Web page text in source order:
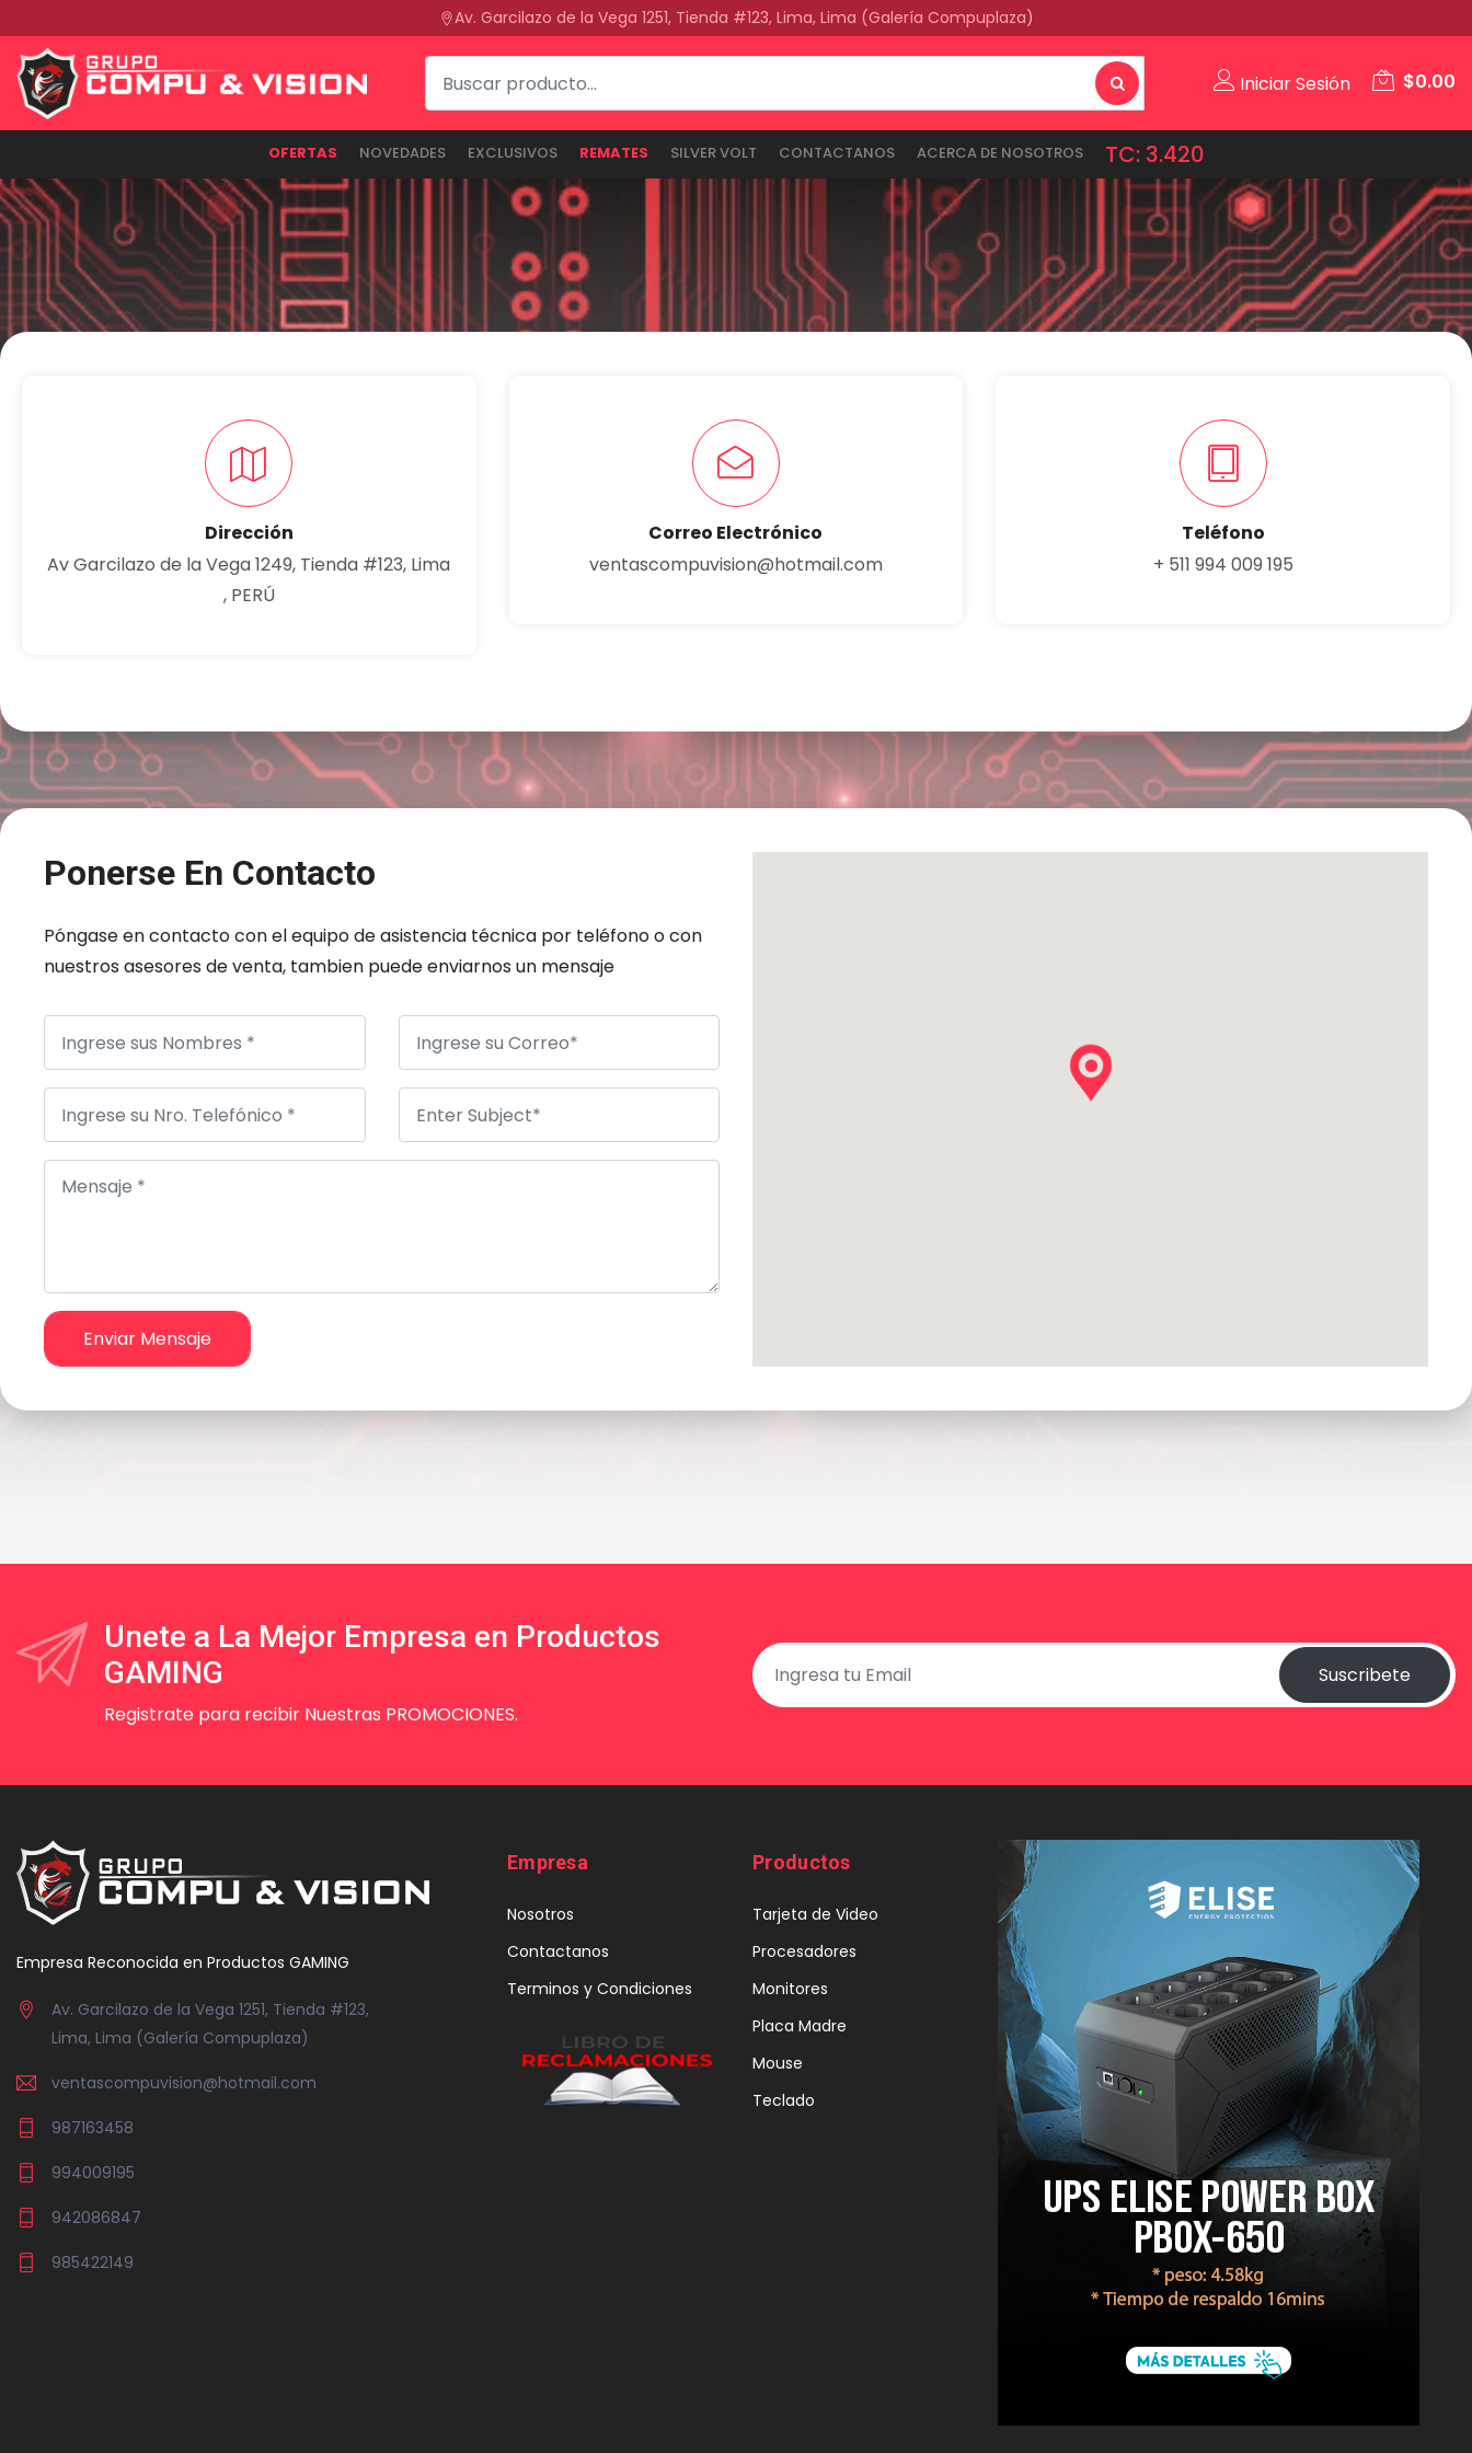
Av. Garcilazo de la Vega 1251, Tienda #123, Lima, Lima (Galería Compuplaza)
Iniciar Sesión $0.00
OFERTAS NOVEDADES EXCLUSIVOS REMATES SILVER VOLT CONTACTANOS ACERCA DE NOSOTROS TC: 3.420
Dirección
Av Garcilazo de la Vega 1249, Tienda #123, Lima
, PERÚ
Correo Electrónico
ventascompuvision@hotmail.com
Teléfono
+ 511 994 009 195
Ponerse En Contacto
Póngase en contacto con el equipo de asistencia técnica por teléfono o con
nuestros asesores de venta, tambien puede enviarnos un mensaje
Enviar Mensaje
Unete a La Mejor Empresa en Productos
GAMING
Registrate para recibir Nuestras PROMOCIONES.
Suscribete
Empresa Reconocida en Productos GAMING
Av. Garcilazo de la Vega 1251, Tienda #123,
Lima, Lima (Galería Compuplaza)
ventascompuvision@hotmail.com
987163458
994009195
942086847
985422149
Empresa
Nosotros
Contactanos
Terminos y Condiciones
Productos
Tarjeta de Video
Procesadores
Monitores
Placa Madre
Mouse
Teclado